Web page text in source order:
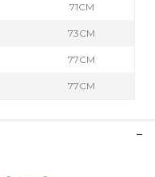
71CM
73CM
77CM
77CM